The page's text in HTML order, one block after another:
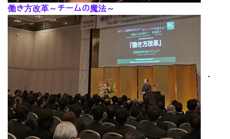
働き方改革～チームの魔法～
･